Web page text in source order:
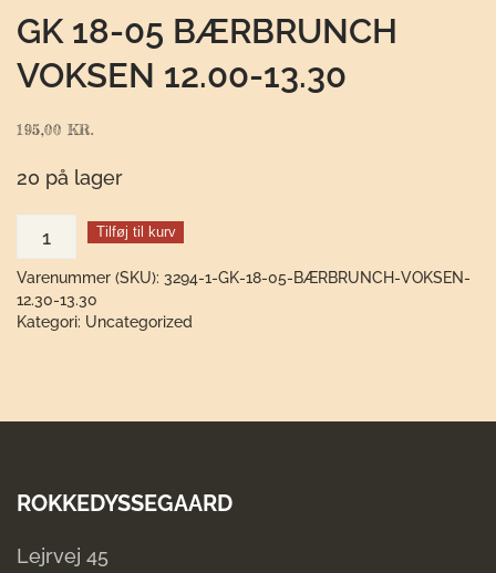
GK 18-05 BÆRBRUNCH
VOKSEN 12.00-13.30
195,00 KR.
20 på lager
18-
05
Bærbrunch
Tilføj til kurv
Varenummer (SKU): 3294-1-GK-18-05-BÆRBRUNCH-VOKSEN-
12.30-13.30
Kategori: Uncategorized
ROKKEDYSSEGAARD
Lejrvej 45